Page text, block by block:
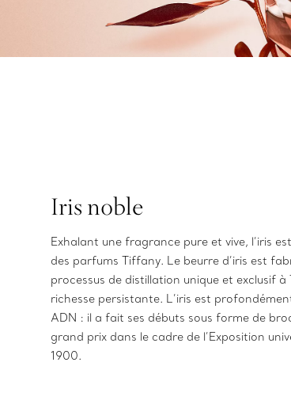
Iris noble
Exhalant une fragrance pure et vive, l’iris
des parfums Tiffany. Le beurre d’iris est
processus de distillation unique et exclusif
richesse persistante. L’iris est
ADN : il a fait ses débuts sous forme de
grand prix dans le cadre de l’Exposition
1900.